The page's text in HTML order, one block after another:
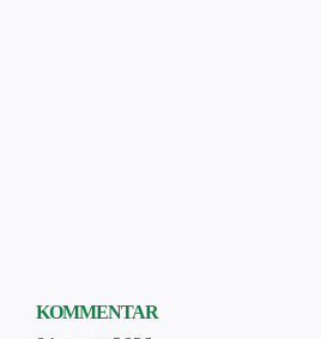
KOMMENTAR